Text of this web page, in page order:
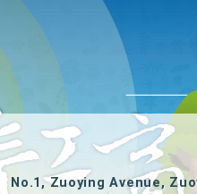
No.1, Zuoying Avenue,